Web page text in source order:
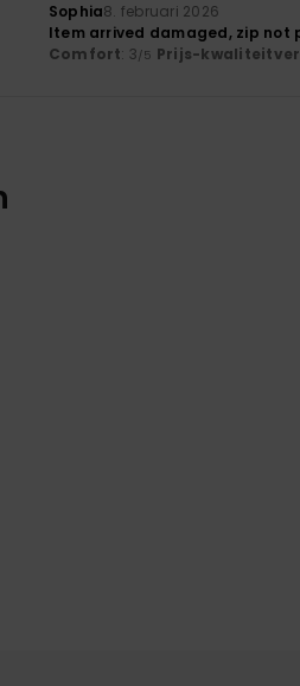
Sophia8. februari 2026
Item arrived damaged, zip not
Comfort: 3/5 Prijs-